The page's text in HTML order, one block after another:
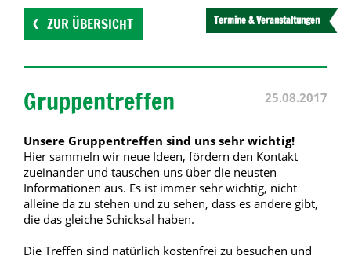
ZUR ÜBERSICHT Termine & Veranstaltungen
25.08.2017
Gruppentreffen
Unsere Gruppentreffen sind uns sehr wichtig!
Hier sammeln wir neue Ideen, fördern den Kontakt
zueinander und tauschen uns über die neusten
Informationen aus. Es ist immer sehr wichtig, nicht
alleine da zu stehen und zu sehen, dass es andere gibt,
die das gleiche Schicksal haben.
Die Treffen sind natürlich kostenfrei zu besuchen und